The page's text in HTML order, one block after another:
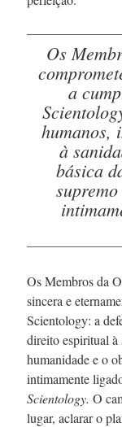
Os
a
humanos,
à
básica
Os Membros da
sincera e
Scientology: a
direito espiritual à
humanidade e o
intimamente
Scientology. O
lugar, aclarar o